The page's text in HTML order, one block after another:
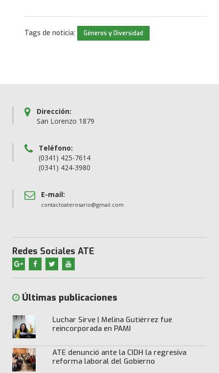
Tags de noticia: Géneros y Diversidad
Dirección:
San Lorenzo 1879
Teléfono:
(0341) 425-7614
(0341) 424-3980
E-mail:
contactoaterosario@gmail.com
Redes Sociales ATE
Últimas publicaciones
Luchar Sirve | Melina Gutiérrez fue
reincorporada en PAMI
ATE denunció ante la CIDH la regresiva
reforma laboral del Gobierno